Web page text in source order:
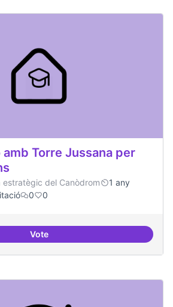
amb Torre Jussana per
estratègic del Canòdrom
1 any
0 0
VoteCol·laboració amb Torre